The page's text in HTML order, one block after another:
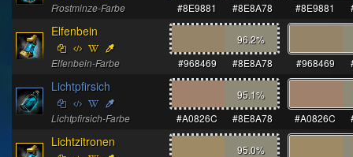
Frostminze-Farbe
#8E9881
#8E8A78 #8E9881
Elfenbein
Elfenbein-Farbe
96.2%
#968469
#8E8A78 #968469
Lichtpfirsich
Lichtpfirsich-Farbe
95.1%
#A0826C
#8E8A78 #A0826C
Lichtzitronen
95.0%